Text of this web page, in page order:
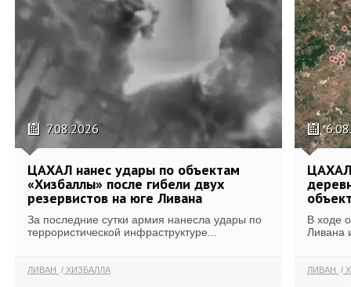
7.08.2026
ЦАХАЛ нанес удары по объектам
«Хизбаллы» после гибели двух
резервистов на юге Ливана
За последние сутки армия нанесла удары по
террористической инфраструктуре...
ЛИВАН ХИЗБАЛЛА
В ходе
Ливана
ЛИВАН